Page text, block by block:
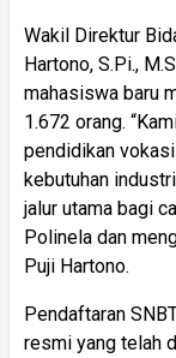
Wakil Direktur
Hartono, S.Pi.,
mahasiswa baru
1.672 orang.
pendidikan
kebutuhan
jalur utama bagi
Polinela dan
Puji Hartono.
Pendaftaran
resmi yang telah